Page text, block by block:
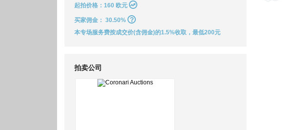
起拍价格：160 欧元
买家佣金： 30.50%
本专场服务费按成交价(含佣金)的1.5%收取，最低200元
拍卖公司